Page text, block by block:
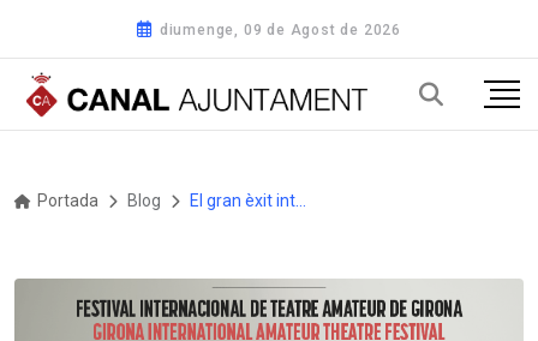
diumenge, 09 de Agost de 2026
Portada Blog